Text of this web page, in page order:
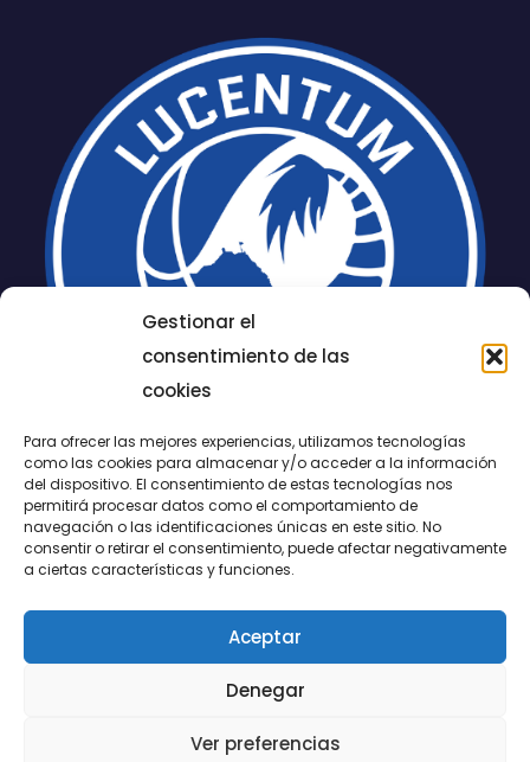
Gestionar el
consentimiento de las
cookies
Para ofrecer las mejores experiencias, utilizamos tecnologías
como las cookies para almacenar y/o acceder a la información
del dispositivo. El consentimiento de estas tecnologías nos
permitirá procesar datos como el comportamiento de
navegación o las identificaciones únicas en este sitio. No
consentir o retirar el consentimiento, puede afectar negativamente
a ciertas características y funciones.
Aceptar
Denegar
Ver preferencias
LUCENTUM
ALICANTE
CONTACTO
@FundaciónLucentum página oficial